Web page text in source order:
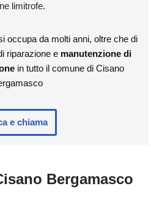
limitrofe.
occupa da molti anni, oltre che di
riparazione e manutenzione di
in tutto il comune di Cisano
e chiama
Bergamasco